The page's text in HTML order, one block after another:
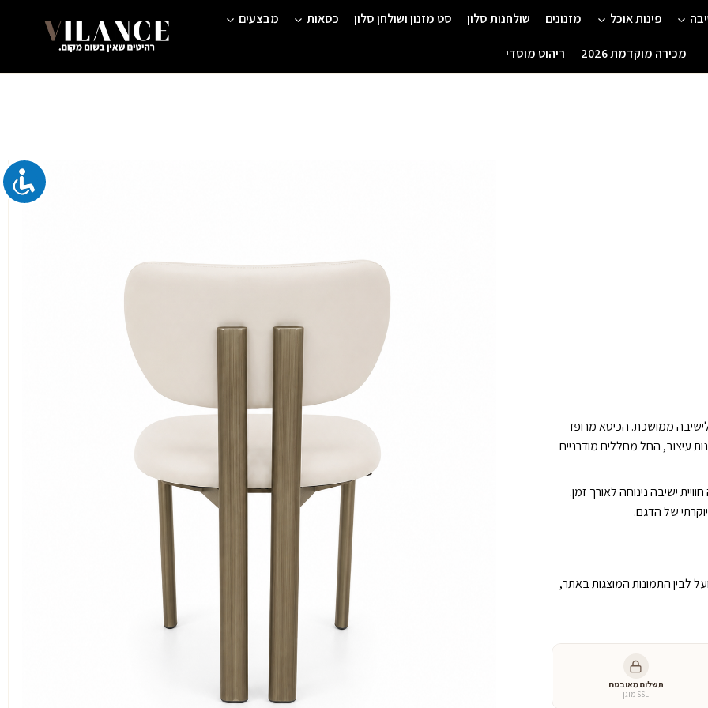
פינות אוכל מזנונים שולחנות סלון סט מזנון ושולחן סלון כסאות מבצעים
מכירה מוקדמת 2026 ריהוט מוסדי
לישיבה ממושכת. הכיסא מרופד
עיצוב, החל מחללים מודרניים
ישיבה נינוחה לאורך זמן.
של הדגם.
לבין התמונות המוצגות באתר,
תשלום מאובטח
SSL מוגן